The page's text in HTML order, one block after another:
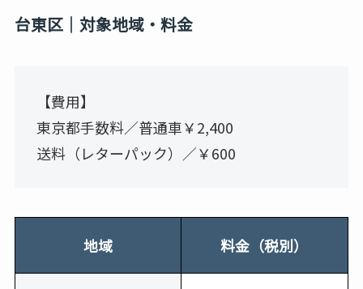
台東区｜対象地域・料金
【費用】
東京都手数料／普通車￥2,400
送料（レターパック）／￥600
地域 料金（税別）